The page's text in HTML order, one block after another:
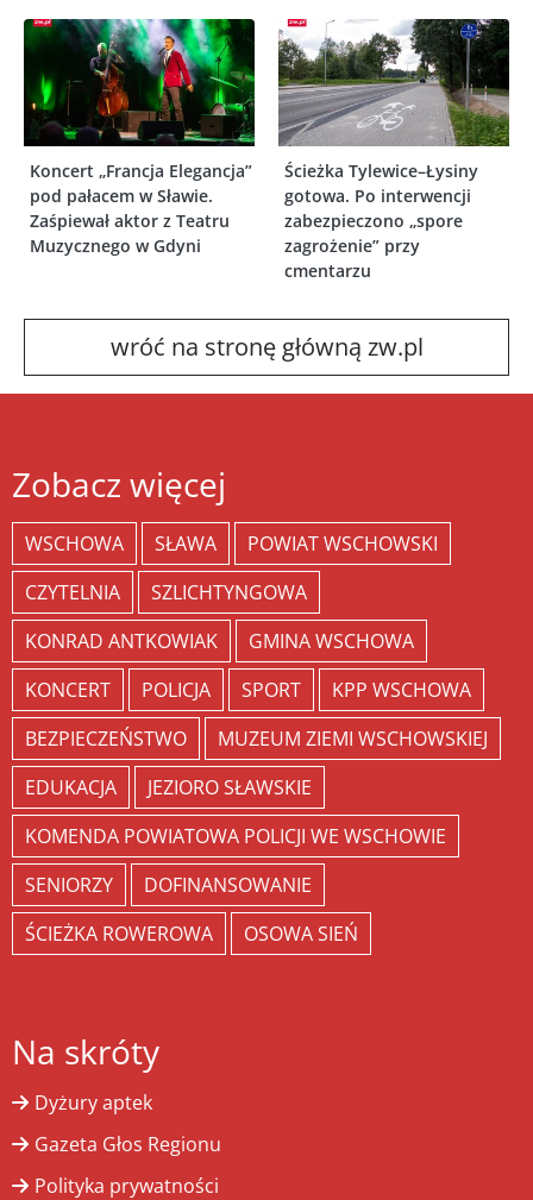
Koncert „Francja Elegancja”
pod pałacem w Sławie.
Zaśpiewał aktor z Teatru
Muzycznego w Gdyni
Ścieżka Tylewice–Łysiny
gotowa. Po interwencji
zabezpieczono „spore
zagrożenie” przy
cmentarzu
wróć na stronę główną zw.pl
Zobacz więcej
WSCHOWA SŁAWA
POWIAT WSCHOWSKI
CZYTELNIA
SZLICHTYNGOWA
KONRAD ANTKOWIAK
GMINA WSCHOWA
KONCERT
POLICJA SPORT
KPP WSCHOWA
BEZPIECZEŃSTWO
MUZEUM ZIEMI WSCHOWSKIEJ
EDUKACJA
JEZIORO SŁAWSKIE
KOMENDA POWIATOWA POLICJI WE WSCHOWIE
SENIORZY
DOFINANSOWANIE
ŚCIEŻKA ROWEROWA
OSOWA SIEŃ
Na skróty
Dyżury aptek
Gazeta Głos Regionu
Polityka prywatności